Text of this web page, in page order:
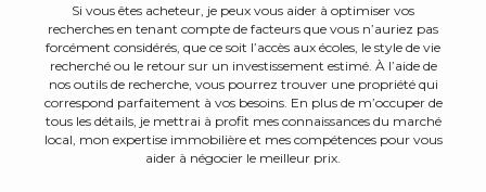
Si vous êtes acheteur, je peux vous aider à optimiser vos
recherches en tenant compte de facteurs que vous n’auriez pas
forcément considérés, que ce soit l’accès aux écoles, le style de vie
recherché ou le retour sur un investissement estimé. À l’aide de
nos outils de recherche, vous pourrez trouver une propriété qui
correspond parfaitement à vos besoins. En plus de m’occuper de
tous les détails, je mettrai à profit mes connaissances du marché
local, mon expertise immobilière et mes compétences pour vous
aider à négocier le meilleur prix.